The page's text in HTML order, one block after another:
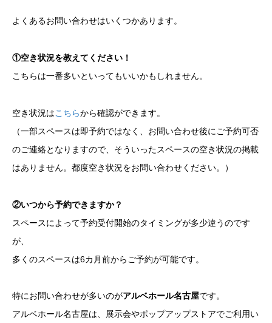
よくあるお問い合わせはいくつかあります。
①空き状況を教えてください！
こちらは一番多いといってもいいかもしれません。
空き状況はこちらから確認ができます。
（一部スペースは即予約ではなく、お問い合わせ後にご予約可否
のご連絡となりますので、そういったスペースの空き状況の掲載
はありません。都度空き状況をお問い合わせください。）
②いつから予約できますか？
スペースによって予約受付開始のタイミングが多少違うのです
が、
多くのスペースは6カ月前からご予約が可能です。
特にお問い合わせが多いのがアルベホール名古屋です。
アルベホール名古屋は、展示会やポップアップストアでご利用い